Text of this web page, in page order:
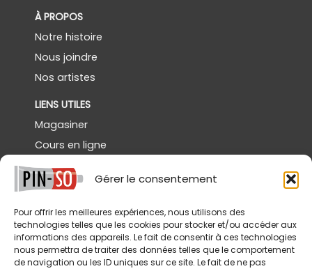
Gérer le consentement
Pour offrir les meilleures expériences, nous utilisons des
technologies telles que les cookies pour stocker et/ou accéder aux
informations des appareils. Le fait de consentir à ces technologies
nous permettra de traiter des données telles que le comportement
de navigation ou les ID uniques sur ce site. Le fait de ne pas
À PROPOS
Notre histoire
Nous joindre
Nos artistes
LIENS UTILES
Magasiner
Cours en ligne
Démos gratuites
Powertex Canada
SERVICES
Livraison